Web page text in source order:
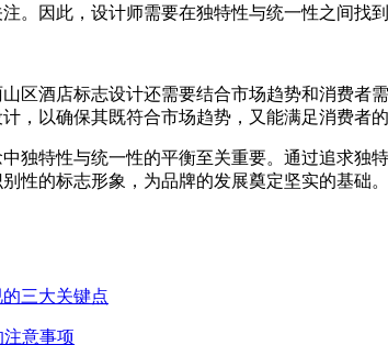
。因此，设计师需要在独特性与统一性之间找
区酒店标志设计还需要结合市场趋势和消费
，以确保其既符合市场趋势，又能满足消费者的
独特性与统一性的平衡至关重要。通过追求
性的标志形象，为品牌的发展奠定坚实的基础。
三大关键点
意事项